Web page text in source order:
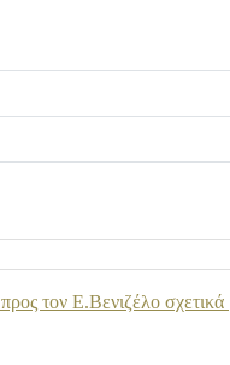
τον Ε.Βενιζέλο σχετικά